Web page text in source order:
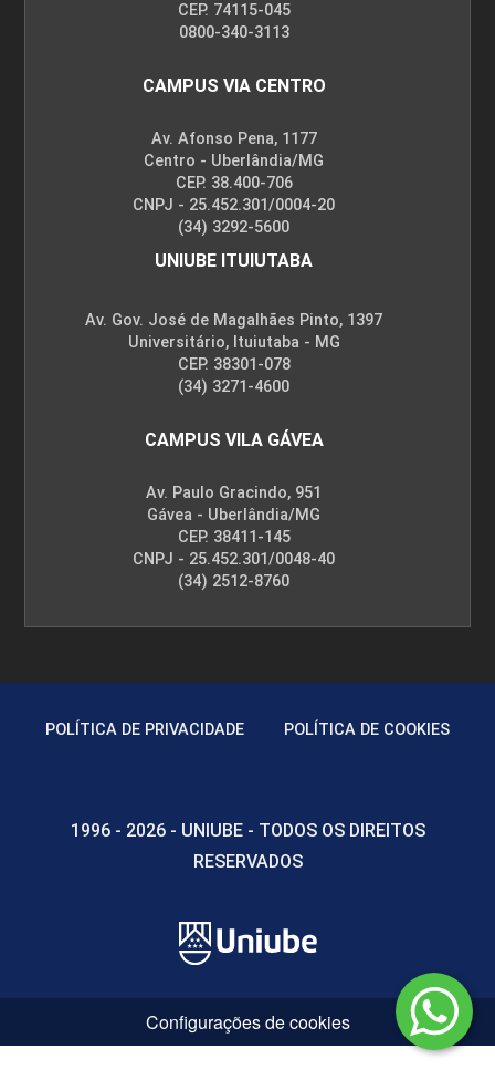
CEP. 74115-045
0800-340-3113
CAMPUS VIA CENTRO
Av. Afonso Pena, 1177
Centro - Uberlândia/MG
CEP. 38.400-706
CNPJ - 25.452.301/0004-20
(34) 3292-5600
UNIUBE ITUIUTABA
Av. Gov. José de Magalhães Pinto, 1397
Universitário, Ituiutaba - MG
CEP. 38301-078
(34) 3271-4600
CAMPUS VILA GÁVEA
Av. Paulo Gracindo, 951
Gávea - Uberlândia/MG
CEP. 38411-145
CNPJ - 25.452.301/0048-40
(34) 2512-8760
POLÍTICA DE PRIVACIDADE POLÍTICA DE COOKIES
1996 - 2026 - UNIUBE - TODOS OS DIREITOS
RESERVADOS
Configurações de cookies